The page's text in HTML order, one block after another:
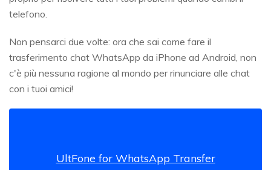
telefono.
Non pensarci due volte: ora che sai come fare il
trasferimento chat WhatsApp da iPhone ad Android, non
c'è più nessuna ragione al mondo per rinunciare alle chat
con i tuoi amici!
UltFone for WhatsApp Transfer